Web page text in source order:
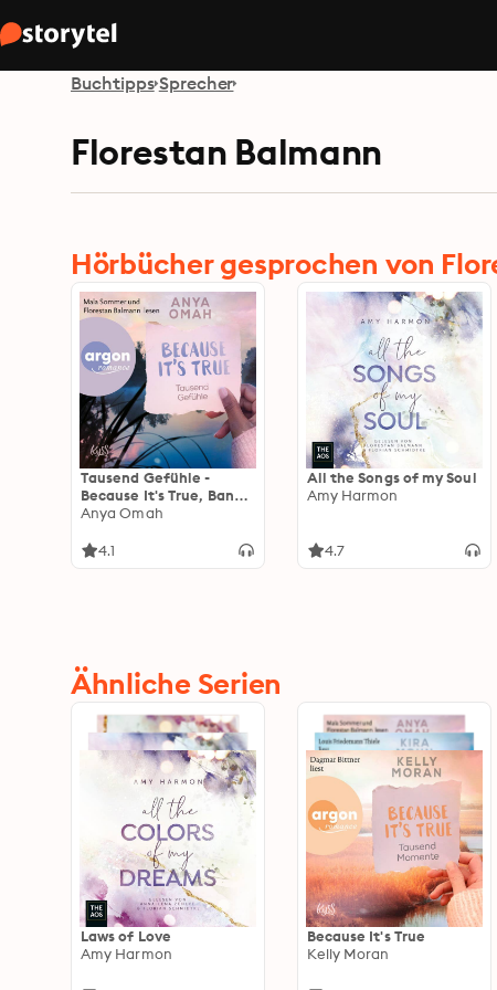
Buchtipps Sprecher
Florestan Balmann
Hörbücher gesprochen von
Tausend Gefühle -
Because It's True, Band 3
(Ungekürzte Lesung)
Anya Omah
4.1
All the Songs of my Soul
Amy Harmon
4.7
Ähnliche Serien
Laws of Love
Amy Harmon
Because It's True
Kelly Moran